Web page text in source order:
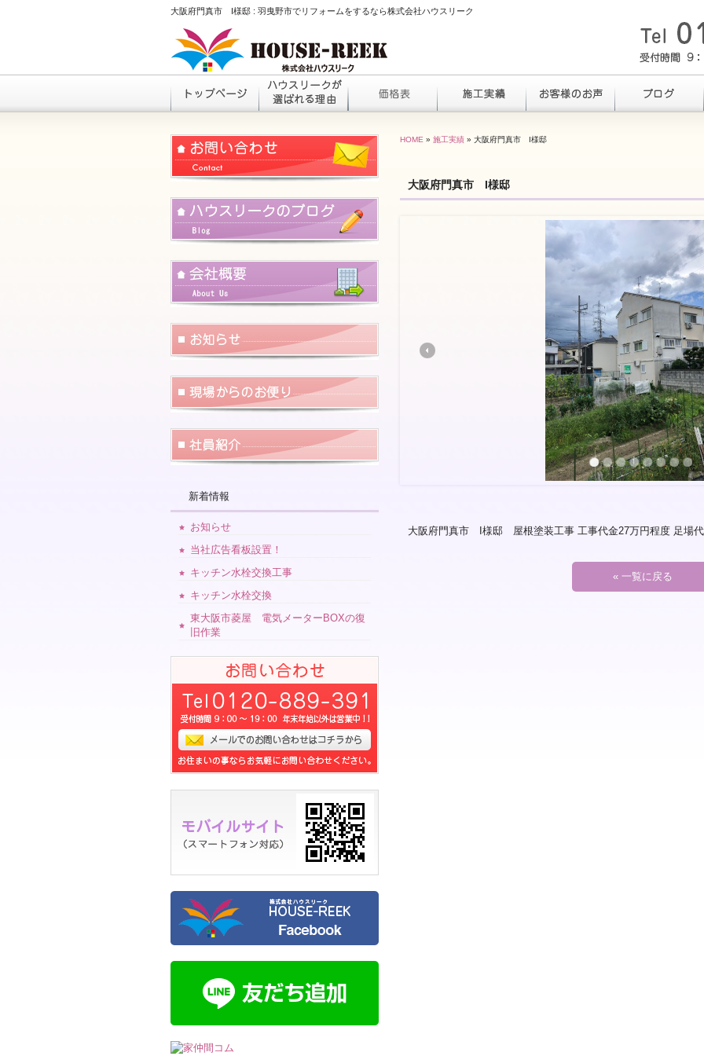
大阪府門真市 I様邸 : 羽曳野市でリフォームをするなら株式会社ハウスリーク
HOME » 施工実績 » 大阪府門真市 I様邸
大阪府門真市 I様邸
大阪府門真市 I様邸 屋根塗装工事 工事代金27万円程度 足場
« 一覧に戻る
新着情報
お知らせ
当社広告看板設置！
キッチン水栓交換工事
キッチン水栓交換
東大阪市菱屋 電気メーターBOXの復
旧作業